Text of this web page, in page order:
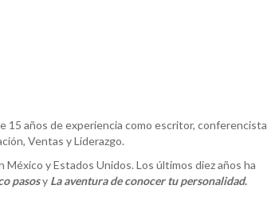
15 años de experiencia como escritor, conferencista
Ventas y Liderazgo.
y Estados Unidos. Los últimos diez años ha
pasosy La aventura de conocer tu personalidad.